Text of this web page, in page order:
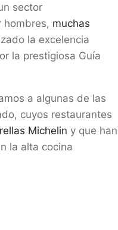
sector
hombres, muchas
la excelencia
la prestigiosa Guía
a algunas de las
cuyos restaurantes
Michelin y que han
la alta cocina